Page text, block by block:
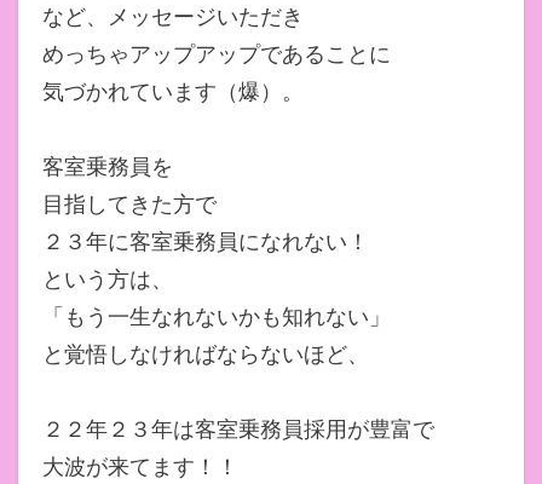
など、メッセージいただき
めっちゃアップアップであることに
気づかれています（爆）。
客室乗務員を
目指してきた方で
２３年に客室乗務員になれない！
という方は、
「もう一生なれないかも知れない」
と覚悟しなければならないほど、
２２年２３年は客室乗務員採用が豊富で
大波が来てます！！